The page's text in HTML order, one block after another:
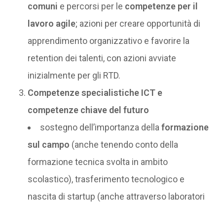
comuni e percorsi per le competenze per il
lavoro agile; azioni per creare opportunità di
apprendimento organizzativo e favorire la
retention dei talenti, con azioni avviate
inizialmente per gli RTD.
Competenze specialistiche ICT e
competenze chiave del futuro
sostegno dell’importanza della formazione
sul campo (anche tenendo conto della
formazione tecnica svolta in ambito
scolastico), trasferimento tecnologico e
nascita di startup (anche attraverso laboratori